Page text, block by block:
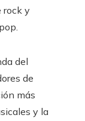
rock y
del
de
más
y la